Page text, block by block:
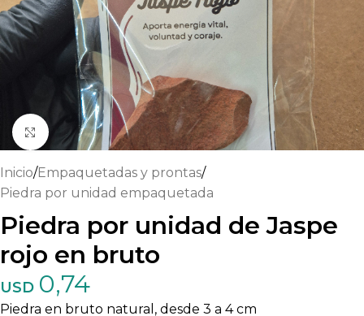
Haga clic para ampliar
Inicio/Empaquetadas y prontas/
Piedra por unidad empaquetada
Piedra por unidad de Jaspe
rojo en bruto
USD 0,74
Piedra en bruto natural, desde 3 a 4 cm